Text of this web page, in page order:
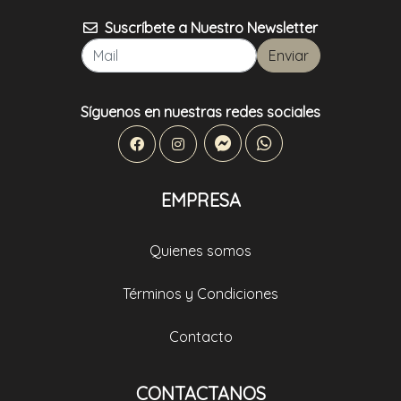
Suscríbete a Nuestro Newsletter
Enviar
Síguenos en nuestras redes sociales
EMPRESA
Quienes somos
Términos y Condiciones
Contacto
CONTACTANOS